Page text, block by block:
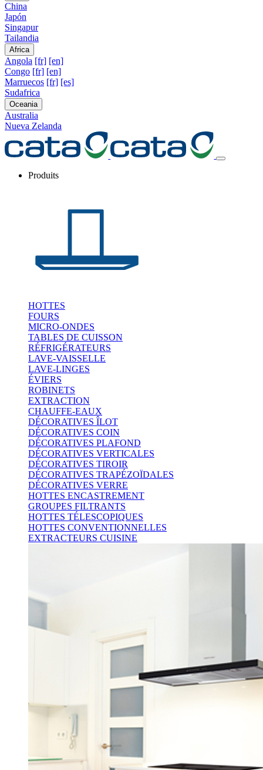
China
Japón
Singapur
Tailandia
Africa
Angola [fr] [en]
Congo [fr] [en]
Marruecos [fr] [es]
Sudafrica
Oceania
Australia
Nueva Zelanda
Produits
HOTTES
FOURS
MICRO-ONDES
TABLES DE CUISSON
RÉFRIGÉRATEURS
LAVE-VAISSELLE
LAVE-LINGES
ÉVIERS
ROBINETS
EXTRACTION
CHAUFFE-EAUX
DÉCORATIVES ÎLOT
DÉCORATIVES COIN
DÉCORATIVES PLAFOND
DÉCORATIVES VERTICALES
DÉCORATIVES TIROIR
DÉCORATIVES TRAPÉZOÏDALES
DÉCORATIVES VERRE
HOTTES ENCASTREMENT
GROUPES FILTRANTS
HOTTES TÉLESCOPIQUES
HOTTES CONVENTIONNELLES
EXTRACTEURS CUISINE